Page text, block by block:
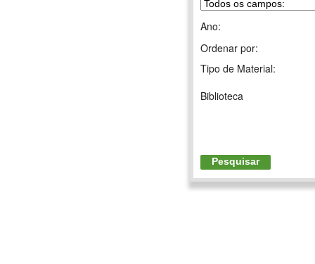
Ano:
Ordenar por:
Tipo de Material:
Biblioteca
Pesquisar